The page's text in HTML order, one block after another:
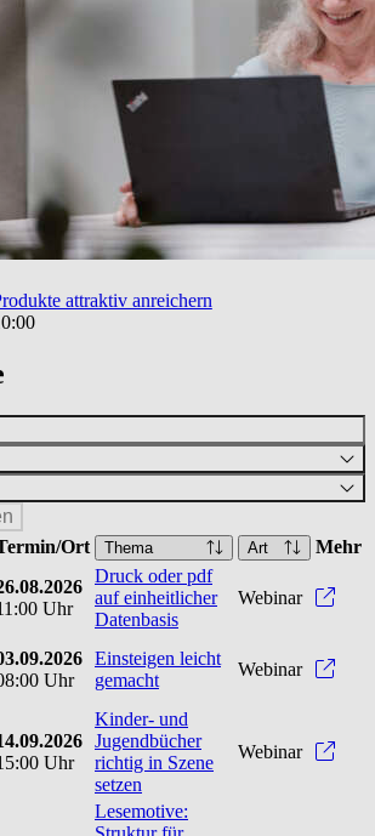
attraktiv anreichern
Ort Thema Art Mehr
Uhr
Druck oder pdf
auf einheitlicher
Datenbasis
Webinar
Uhr
Einsteigen leicht
gemacht
Webinar
Uhr
Kinder- und
Jugendbücher
richtig in Szene
setzen
Webinar
Lesemotive: